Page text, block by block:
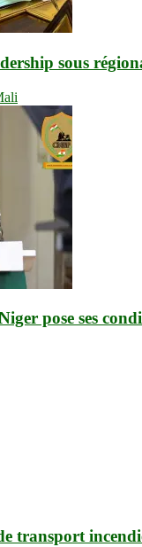
sous
pose ses
transport